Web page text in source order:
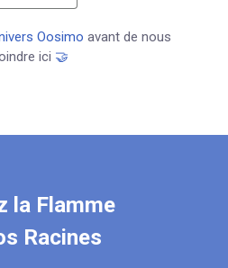
la Flamme
Racines
Oosimo avant de nous
ici 🤝